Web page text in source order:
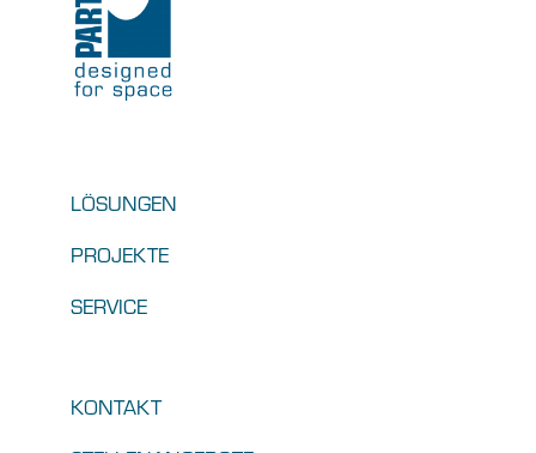
LÖSUNGEN
PROJEKTE
SERVICE
KONTAKT